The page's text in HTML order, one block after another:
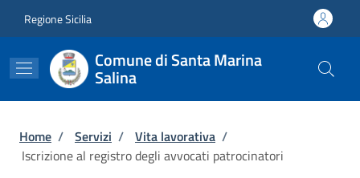
Regione Sicilia
Comune di Santa Marina
Salina
Briciole di pane
Home / Servizi / Vita lavorativa /
Iscrizione al registro degli avvocati patrocinatori